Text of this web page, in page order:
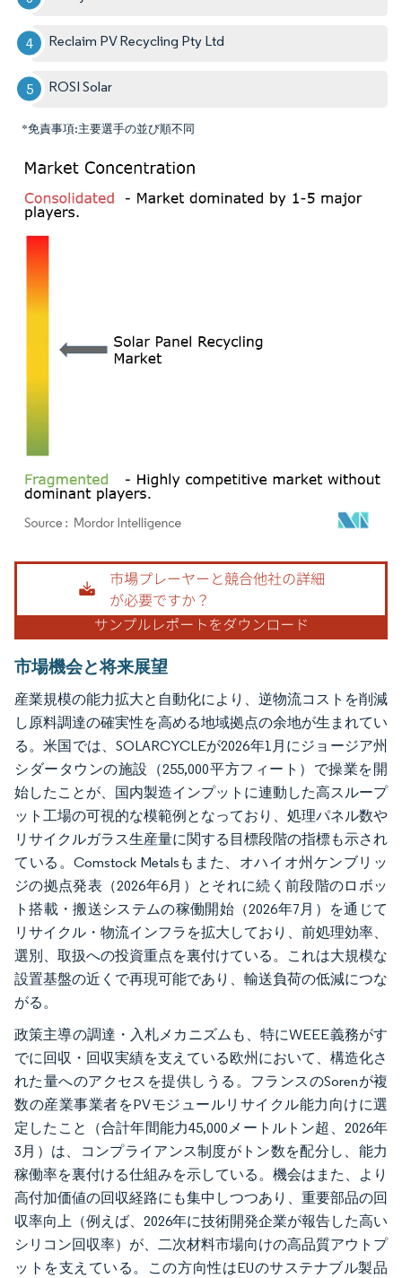
Reclaim PV Recycling Pty Ltd
ROSI Solar
*免責事項:主要選手の並び順不同
画像 © Mordor Intelligence。再利用にはCC BY 4.0の表示が必要です。
市場機会と将来展望
産業規模の能力拡大と自動化により、逆物流コストを削減
し原料調達の確実性を高める地域拠点の余地が生まれてい
る。米国では、SOLARCYCLEが2026年1月にジョージア州
シダータウンの施設（255,000平方フィート）で操業を開
始したことが、国内製造インプットに連動した高スループ
ット工場の可視的な模範例となっており、処理パネル数や
リサイクルガラス生産量に関する目標段階の指標も示され
ている。Comstock Metalsもまた、オハイオ州ケンブリッ
ジの拠点発表（2026年6月）とそれに続く前段階のロボッ
ト搭載・搬送システムの稼働開始（2026年7月）を通じて
リサイクル・物流インフラを拡大しており、前処理効率、
選別、取扱への投資重点を裏付けている。これは大規模な
設置基盤の近くで再現可能であり、輸送負荷の低減につな
がる。
政策主導の調達・入札メカニズムも、特にWEEE義務がす
でに回収・回収実績を支えている欧州において、構造化さ
れた量へのアクセスを提供しうる。フランスのSorenが複
数の産業事業者をPVモジュールリサイクル能力向けに選
定したこと（合計年間能力45,000メートルトン超、2026年
3月）は、コンプライアンス制度がトン数を配分し、能力
稼働率を裏付ける仕組みを示している。機会はまた、より
高付加価値の回収経路にも集中しつつあり、重要部品の回
収率向上（例えば、2026年に技術開発企業が報告した高い
シリコン回収率）が、二次材料市場向けの高品質アウトプ
ットを支えている。この方向性はEUのサステナブル製品